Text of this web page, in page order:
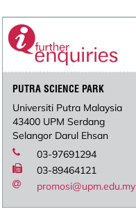
PUTRA SCIENCE PARK
Universiti Putra Malaysia
43400 UPM Serdang
Selangor Darul Ehsan
03-97691294
03-89464121
promosi@upm.edu.my